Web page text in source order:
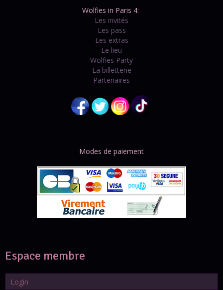
Wolfies in Paris 4:
Les invités
Les pass
Les extras
Le lieu
Wolfies Party
La billetterie
Partenaires
Modes de paiement
Espace membre